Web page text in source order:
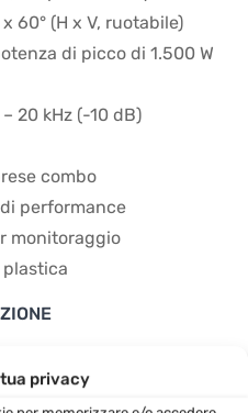
privacy
60° (H x V, ruotabile)
di picco di 1.500 W
20 kHz (-10 dB)
combo
performance
monitoraggio